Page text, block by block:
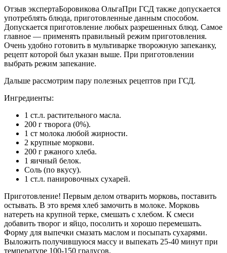
Отзыв экспертаБоровикова ОльгаПри ГСД также допускается
употреблять блюда, приготовленные данным способом.
Допускается приготовление любых разрешенных блюд. Самое
главное — применять правильный режим приготовления.
Очень удобно готовить в мультиварке творожную запеканку,
рецепт которой был указан выше. При приготовлении
выбрать режим запекание.
Дальше рассмотрим пару полезных рецептов при ГСД.
Ингредиенты:
1 ст.л. растительного масла.
200 г творога (0%).
1 ст молока любой жирности.
2 крупные моркови.
200 г ржаного хлеба.
1 яичный белок.
Соль (по вкусу).
1 ст.л. панировочных сухарей.
Приготовление! Первым делом отварить морковь, поставить
остывать. В это время хлеб замочить в молоке. Морковь
натереть на крупной терке, смешать с хлебом. К смеси
добавить творог и яйцо, посолить и хорошо перемешать.
Форму для выпечки смазать маслом и посыпать сухарями.
Выложить получившуюся массу и выпекать 25-40 минут при
температуре 100-150 градусов.